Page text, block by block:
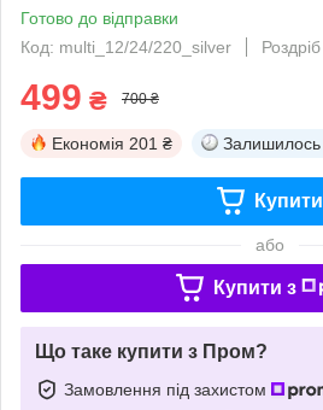
Готово до відправки
Код: multi_12/24/220_silver
Роздріб
499 ₴ 700 ₴
Економія 201 ₴ Залишилось
Купити
або
Купити з
Що таке купити з Пром?
Замовлення під захистом